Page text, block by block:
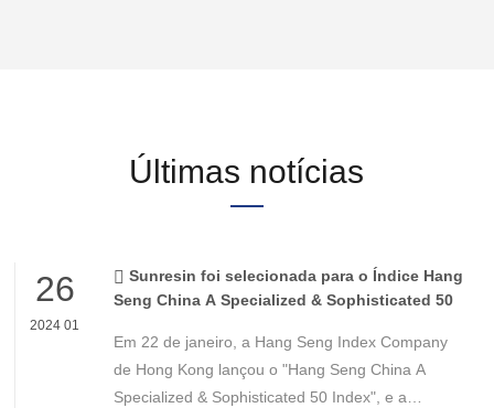
Últimas notícias
26
2024 01
Sunresin foi selecionada para o Índice Hang
Seng China A Specialized & Sophisticated 50
Em 22 de janeiro, a Hang Seng Index Company
de Hong Kong lançou o "Hang Seng China A
Specialized & Sophisticated 50 Index", e a